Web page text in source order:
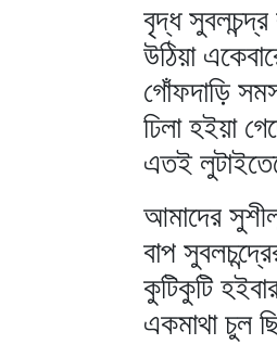
বৃদ্ধ
উঠিয়া
গোঁফদাড়ি
ঢিলা হইয়া
এতই
আমাদের
বাপ
কুটিকুটি
একমাথা চুল